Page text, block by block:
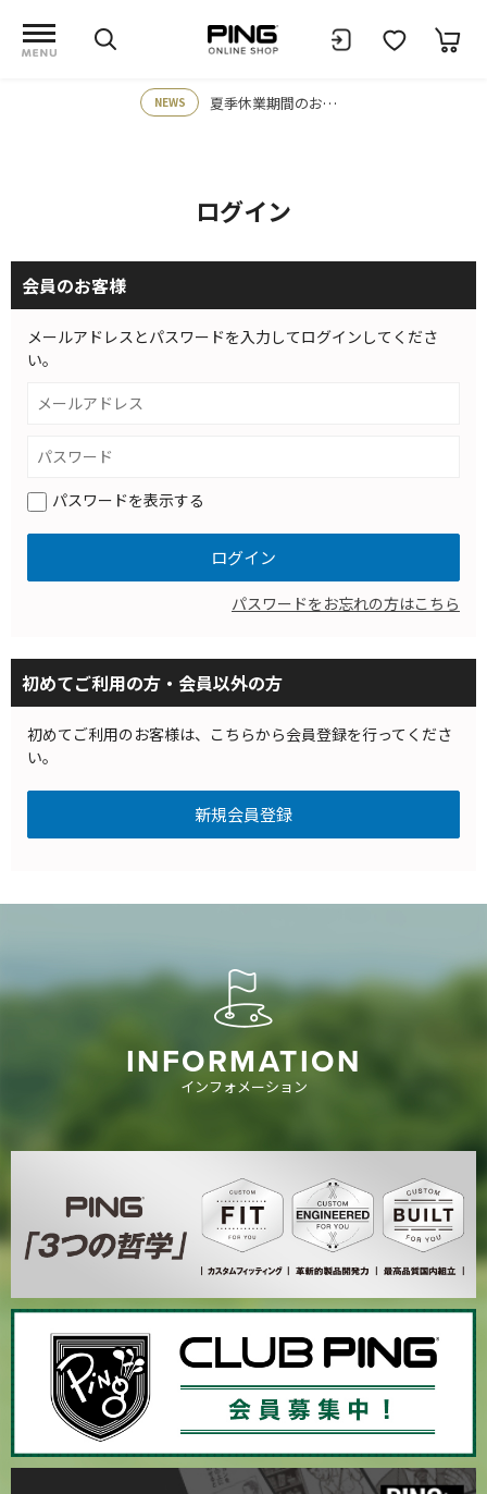
NEWS 夏季休業期間のお知らせ
ログイン
会員のお客様
メールアドレスとパスワードを入力してログインしてくださ
い。
パスワードを表示する
パスワードをお忘れの方はこちら
初めてご利用の方・会員以外の方
初めてご利用のお客様は、こちらから会員登録を行ってくださ
い。
INFORMATION
インフォメーション